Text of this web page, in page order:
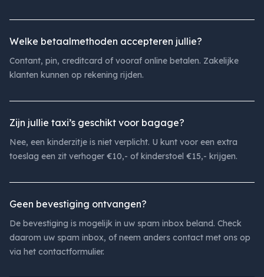
Welke betaalmethoden accepteren jullie?
Contant, pin, creditcard of vooraf online betalen. Zakelijke
klanten kunnen op rekening rijden.
Zijn jullie taxi’s geschikt voor bagage?
Nee, een kinderzitje is niet verplicht. U kunt voor een extra
toeslag een zit verhoger €10,- of kinderstoel €15,- krijgen.
Geen bevestiging ontvangen?
De bevestiging is mogelijk in uw spam inbox beland. Check
daarom uw spam inbox, of neem anders contact met ons op
via het contactformulier.